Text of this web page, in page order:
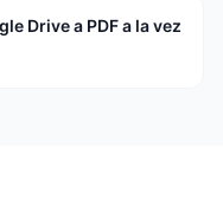
Drive a PDF a la vez